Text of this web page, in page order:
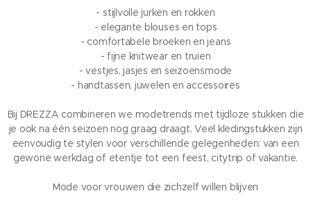
- stijlvolle jurken en rokken
- elegante blouses en tops
- comfortabele broeken en jeans
- fijne knitwear en truien
- vestjes, jasjes en seizoensmode
- handtassen, juwelen en accessoires
Bij DREZZA combineren we modetrends met tijdloze stukken die
je ook na één seizoen nog graag draagt. Veel kledingstukken zijn
eenvoudig te stylen voor verschillende gelegenheden: van een
gewone werkdag of etentje tot een feest, citytrip of vakantie.
Mode voor vrouwen die zichzelf willen blijven